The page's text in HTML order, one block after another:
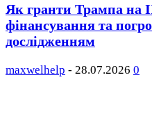
Як гранти Трампа на
фінансування та
дослідженням
maxwelhelp - 28.07.2026 0